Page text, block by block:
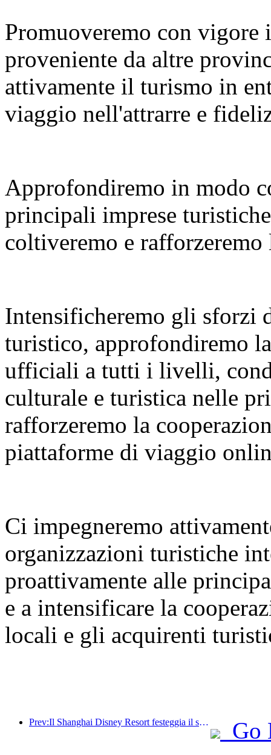
Promuoveremo con
proveniente da altre
attivamente il turismo in
viaggio nell'attrarre e
Approfondiremo in modo
principali imprese
coltiveremo e
Intensificheremo gli sforzi
turistico, approfondiremo
ufficiali a tutti i livelli,
culturale e turistica nelle
rafforzeremo la
piattaforme di viaggio
Ci impegneremo
organizzazioni turistiche
proattivamente alle
e a intensificare la
locali e gli acquirenti
Prev:Il Shanghai Disney Resort festeggia il suo decimo anniversario, avendo accolto finora oltre 100 milioni di visitatori.
Go